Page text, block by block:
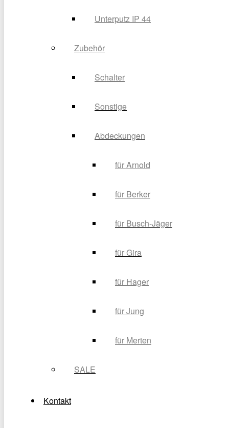
Unterputz IP 44
Zubehör
Schalter
Sonstige
Abdeckungen
für Arnold
für Berker
für Busch-Jäger
für Gira
für Hager
für Jung
für Merten
SALE
Kontakt